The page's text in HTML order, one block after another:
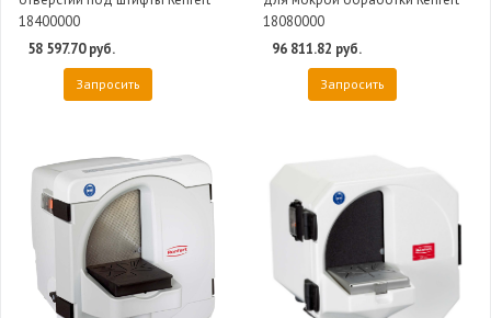
18400000
58 597.70 руб.
Запросить
18080000
96 811.82 руб.
Запросить